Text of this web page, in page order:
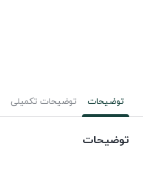
توضیحات توضیحات تکمیلی
توضیحات